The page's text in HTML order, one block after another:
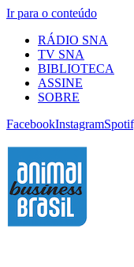
Ir para o conteúdo
RÁDIO SNA
TV SNA
BIBLIOTECA
ASSINE
SOBRE
FacebookInstagram